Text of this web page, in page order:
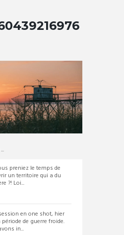
preniez le temps de
un territoire qui a du
?! Loi...
en one shot, hier
de guerre froide.
in...